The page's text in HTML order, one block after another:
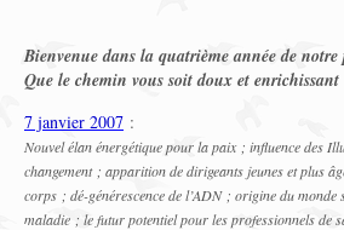
Bienvenue dans la quatrième année de
Que le chemin vous soit doux et
7 janvier 2007 :
Nouvel élan énergétique pour la paix ; influence des
changement ; apparition de dirigeants jeunes et plus
corps ; dé-générescence de l’ADN ; origine du
maladie ; le futur potentiel pour les professionnels de